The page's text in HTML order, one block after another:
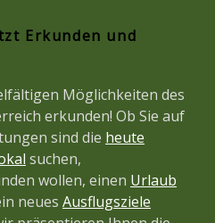
Erkunden und
Möglichkeiten des
erkunden! Ob Sie auf
sind die heute
suchen,
wollen, einen Urlaub
neues Ausflugsziele